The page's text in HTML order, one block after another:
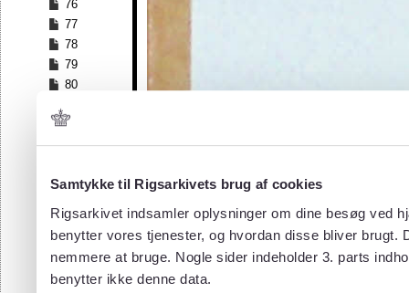
Samtykke til Rigsarkivets brug af cookies
Rigsarkivet indsamler oplysninger om dine besøg ved
benytter vores tjenester, og hvordan disse bliver
nemmere at bruge. Nogle sider indeholder 3. parts
benytter ikke denne data.
76
77
78
79
80
82
83
85
87
88
89
90